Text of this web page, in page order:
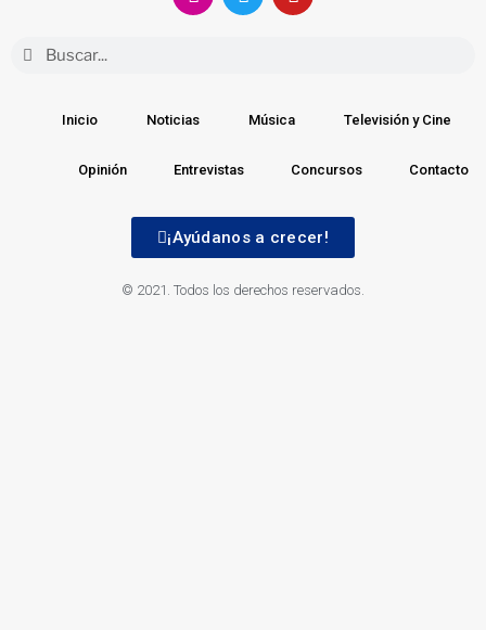
Inicio Noticias Música Televisión y Cine
Opinión Entrevistas Concursos Contacto
¡Ayúdanos a crecer!
© 2021. Todos los derechos reservados.